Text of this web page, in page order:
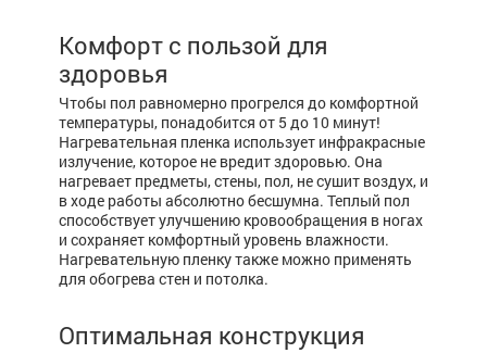
Комфорт с пользой для
здоровья
Чтобы пол равномерно прогрелся до комфортной
температуры, понадобится от 5 до 10 минут!
Нагревательная пленка использует инфракрасные
излучение, которое не вредит здоровью. Она
нагревает предметы, стены, пол, не сушит воздух, и
в ходе работы абсолютно бесшумна. Теплый пол
способствует улучшению кровообращения в ногах
и сохраняет комфортный уровень влажности.
Нагревательную пленку также можно применять
для обогрева стен и потолка.
Оптимальная конструкция